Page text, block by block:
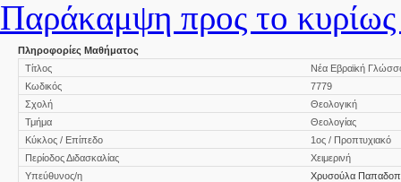
Παράκαμψη προς το κυρίως
Πληροφορίες Μαθήματος
Τίτλος
Νέα Εβραϊκή
Κωδικός
7779
Σχολή
Θεολογική
Τμήμα
Θεολογίας
Κύκλος / Επίπεδο
1ος / Προπτυχιακό
Περίοδος Διδασκαλίας
Χειμερινή
Υπεύθυνος/η
Χρυσούλα